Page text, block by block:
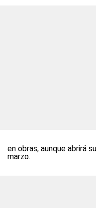
en obras, aunque abrirá
marzo.